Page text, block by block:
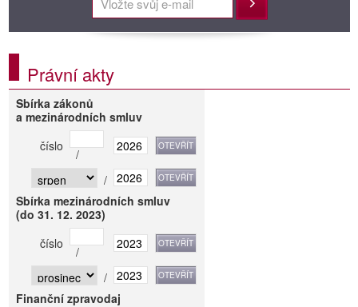
Přihlásit
Právní akty
Sbírka zákonů
a mezinárodních smluv
číslo
/
/
Sbírka mezinárodních smluv
(do 31. 12. 2023)
číslo
/
/
Finanční zpravodaj